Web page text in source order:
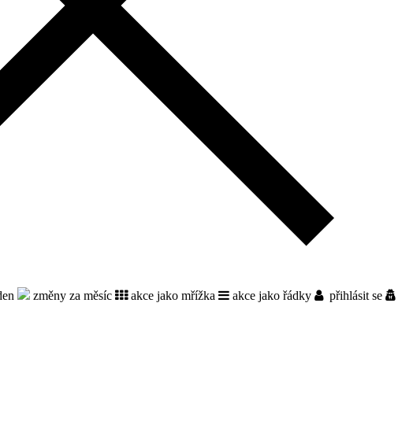
změny za měsíc akce jako mřížka akce jako řádky přihlásit se